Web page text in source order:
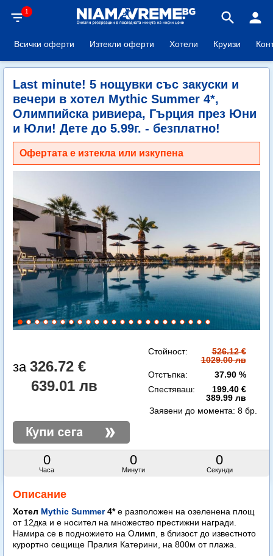
filter_list1 search person
Всички оферти Изтекли оферти Хотели Круизи
Last minute! 5 нощувки със закуски и
вечери в хотел Mythic Summer 4*,
Олимпийска ривиера, Гърция през Юни
и Юли! Дете до 5.99г. - безплатно!
Офертата е изтекла или изкупена
326.72 €
639.01 лв
Стойност:
526.12 €
1029.00 лв
Отстъпка:
37.90 %
Спестяваш:
199.40 €
389.99 лв
0
Часа
0
Минути
0
Секунди
Заявени до момента: 8 бр.
Описание
Хотел Mythic Summer4*е разположен на озеленена площ
от 12дка и е носител на множество престижни награди.
Намира се в подножието на Олимп, в близост до известното
курортно сещище Пралия Катерини, на 800м от плажа.